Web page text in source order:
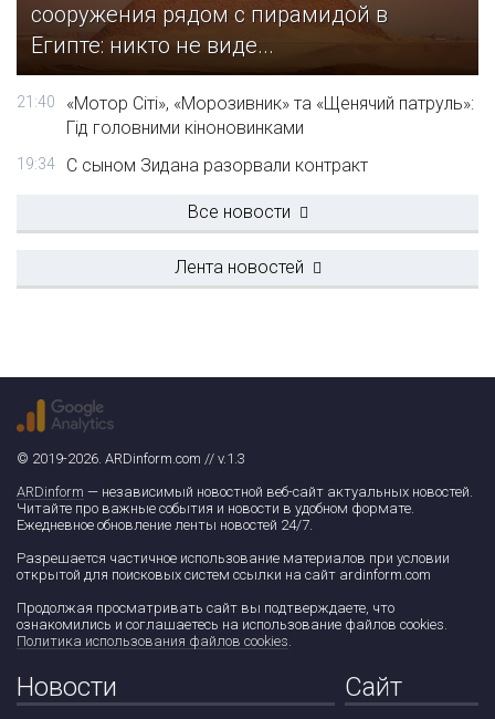
сооружения рядом с пирамидой в
Египте: никто не виде...
21:40
«Мотор Сіті», «Морозивник» та «Щенячий патруль»:
Гід головними кіноновинками
19:34 С сыном Зидана разорвали контракт
Все новости
Лента новостей
© 2019-2026. ARDinform.com // v.1.3
ARDinform — независимый новостной веб-сайт актуальных новостей.
Читайте про важные события и новости в удобном формате.
Ежедневное обновление ленты новостей 24/7.
Разрешается частичное использование материалов при условии
открытой для поисковых систем ссылки на сайт ardinform.com
Продолжая просматривать сайт вы подтверждаете, что
ознакомились и соглашаетесь на использование файлов cookies.
Политика использования файлов cookies.
Новости Сайт